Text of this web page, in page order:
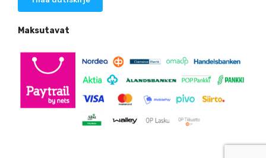
Maksutavat